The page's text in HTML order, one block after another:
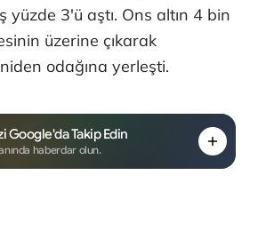
yüzde 3'ü aştı. Ons altın 4 bin
üzerine çıkarak
odağına yerleşti.
Google'da Takip Edin
haberdar olun.